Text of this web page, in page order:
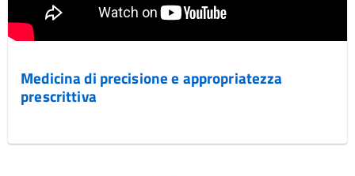
Medicina di precisione e appropriatezza
prescrittiva